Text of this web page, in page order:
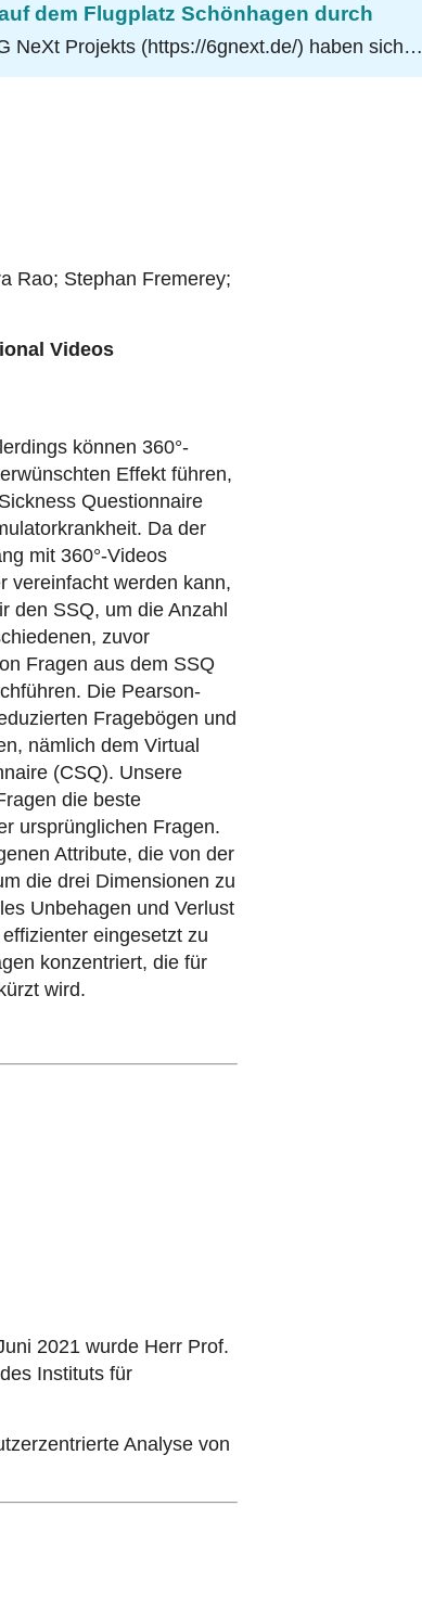
dem Flugplatz Schönhagen durch
NeXt Projekts (https://6gnext.de/) haben sich…
Rao; Stephan Fremerey;
Videos
können 360°-
Effekt führen,
Questionnaire
Da der
mit 360°-Videos
vereinfacht werden kann,
den SSQ, um die Anzahl
zuvor
Fragen aus dem SSQ
Die Pearson-
Fragebögen und
nämlich dem Virtual
(CSQ). Unsere
die beste
ursprünglichen Fragen.
Attribute, die von der
die drei Dimensionen zu
Unbehagen und Verlust
eingesetzt zu
konzentriert, die für
wird.
2021 wurde Herr Prof.
Instituts für
Analyse von